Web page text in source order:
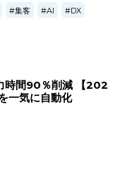
集客 AI DX
時間90％削減 【202
一気に自動化